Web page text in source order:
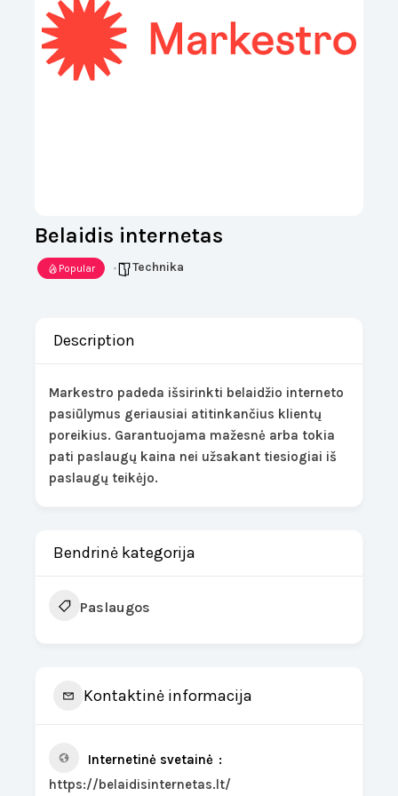
Belaidis internetas
Popular Technika
Description
Markestro padeda išsirinkti belaidžio interneto
pasiūlymus geriausiai atitinkančius klientų
poreikius. Garantuojama mažesnė arba tokia
pati paslaugų kaina nei užsakant tiesiogiai iš
paslaugų teikėjo.
Bendrinė kategorija
Paslaugos
Kontaktinė informacija
Internetinė svetainė
https://belaidisinternetas.lt/